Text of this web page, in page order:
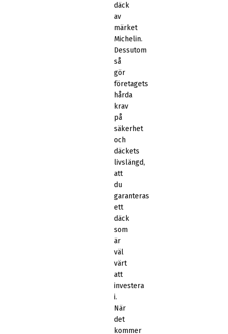
däck
av
märket
Michelin.
Dessutom
så
gör
företagets
hårda
krav
på
säkerhet
och
däckets
livslängd,
att
du
garanteras
ett
däck
som
är
väl
värt
att
investera
i.
När
det
kommer